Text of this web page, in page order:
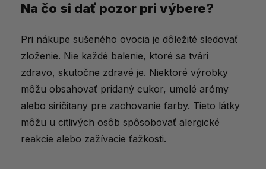
Na čo si dať pozor pri výbere?
Pri nákupe sušeného ovocia je dôležité sledovať
zloženie. Nie každé balenie, ktoré sa tvári
zdravo, skutočne zdravé je. Niektoré výrobky
môžu obsahovať pridaný cukor, umelé arómy
alebo siričitany pre zachovanie farby. Tieto látky
môžu u citlivých osôb spôsobovať alergické
reakcie alebo zažívacie ťažkosti.